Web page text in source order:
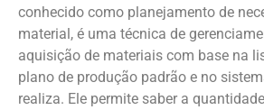
conhecido como planejamento de
material, é uma técnica de
aquisição de materiais com base na
plano de produção padrão e no
realiza. Ele permite saber a